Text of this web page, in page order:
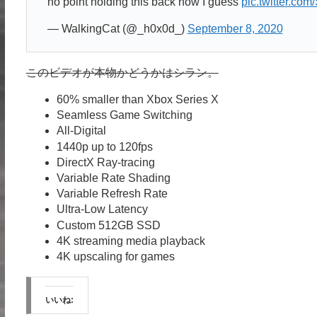
— WalkingCat (@_h0x0d_) September 8, 2020
このビデオが本物かどうかはシラン。
60% smaller than Xbox Series X
Seamless Game Switching
All-Digital
1440p up to 120fps
DirectX Ray-tracing
Variable Rate Shading
Variable Refresh Rate
Ultra-Low Latency
Custom 512GB SSD
4K streaming media playback
4K upscaling for games
いいね: